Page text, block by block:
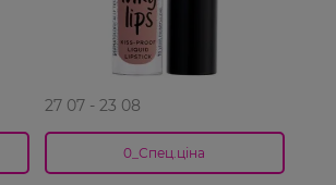
27 07 - 23 08
0_Спец.ціна